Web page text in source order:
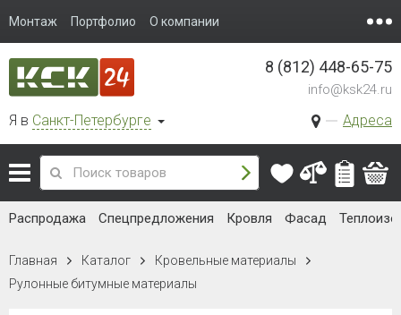
Монтаж Портфолио О компании
Я в Санкт-Петербурге Адреса
8 (812) 448-65-75
info@ksk24.ru
Распродажа Спецпредложения Кровля Фасад
Главная Каталог
Кровельные материалы
Рулонные битумные материалы